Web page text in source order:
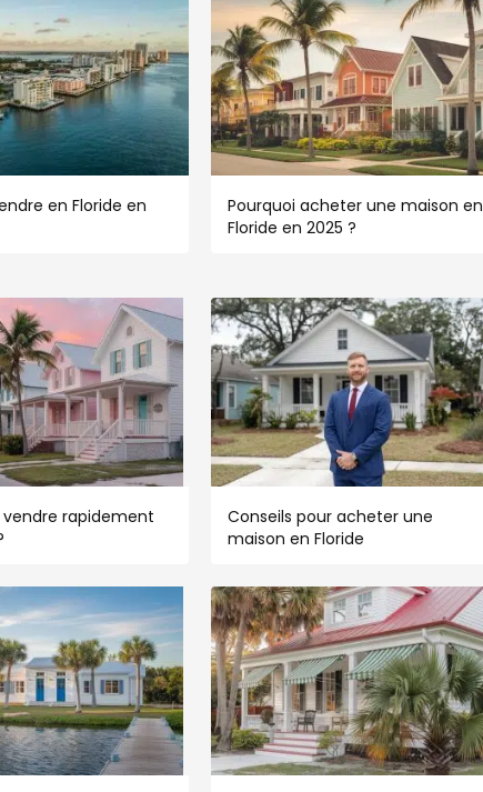
en Floride en
Pourquoi acheter une maison en
Floride en 2025 ?
rapidement
Conseils pour acheter une
maison en Floride